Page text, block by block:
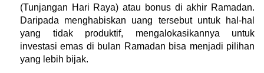
(Tunjangan Hari Raya) atau bonus di akhir Ramadan.
Daripada menghabiskan uang tersebut untuk hal-hal
yang tidak produktif, mengalokasikannya untuk
investasi emas di bulan Ramadan bisa menjadi pilihan
yang lebih bijak.